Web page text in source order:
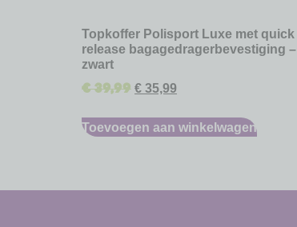
Topkoffer Polisport Luxe met quick
release bagagedragerbevestiging –
zwart
€39,99 € 35,99
Toevoegen aan winkelwagen